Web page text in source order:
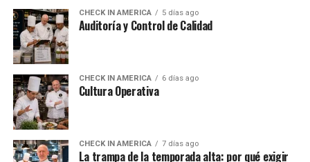
CHECK IN AMERICA 5 días ago
Auditoría y Control de Calidad
CHECK IN AMERICA 6 días ago
Cultura Operativa
CHECK IN AMERICA 7 días ago
La trampa de la temporada alta: por qué exigir